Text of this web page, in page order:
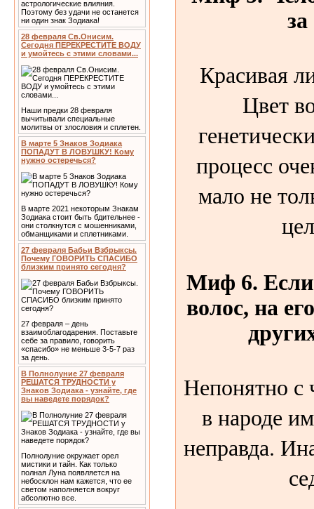
астрологические влияния.
Поэтому без удачи не останется
ни один знак Зодиака!
28 февраля Св.Онисим.
Сегодня ПЕРЕКРЕСТИТЕ ВОДУ
и умойтесь с этими словами...
Наши предки 28 февраля
вычитывали специальные
молитвы от злословия и сплетен.
В марте 5 Знаков Зодиака
ПОПАДУТ В ЛОВУШКУ! Кому
нужно остеречься?
В марте 2021 некоторым Знакам
Зодиака стоит быть бдительнее -
они столкнутся с мошенниками,
обманщиками и сплетниками.
27 февраля Бабьи Взбрыксы.
Почему ГОВОРИТЬ СПАСИБО
близким принято сегодня?
27 февраля – день
взаимоблагодарения. Поставьте
себе за правило, говорить
«спасибо» не меньше 3-5-7 раз
за день.
В Полнолуние 27 февраля
РЕШАТСЯ ТРУДНОСТИ у
Знаков Зодиака - узнайте, где
вы наведете порядок?
Полнолуние окружает орел
мистики и тайн. Как только
полная Луна появляется на
небосклон нам кажется, что ее
светом наполняется вокруг
абсолютно все.
Красивая
Цвет
процесс
мало не
Миф 6. Если
волос, на
Непонятно с
в народе
неправда.